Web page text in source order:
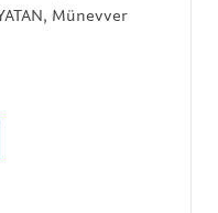
Münevver